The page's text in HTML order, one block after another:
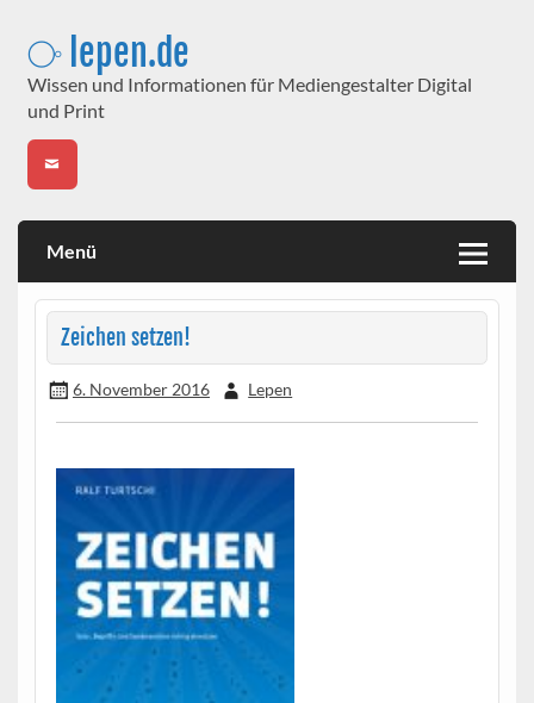
content⧂ lepen.de
Wissen und Informationen für Mediengestalter Digital
und Print
Menü
Zeichen setzen!
6. November 2016 Lepen